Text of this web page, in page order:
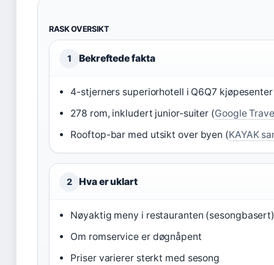
RASK OVERSIKT
1 Bekreftede fakta
4-stjerners superiorhotell i Q6Q7
278 rom, inkludert junior-suiter (Google
Rooftop-bar med utsikt over byen (KAYAK
2 Hva er uklart
Nøyaktig meny i restauranten
Om romservice er døgnåpent
Priser varierer sterkt med sesong